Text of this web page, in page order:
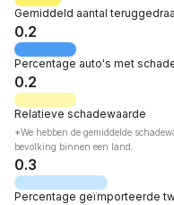
Gemiddeld aantal
0.2
Percentage auto's met
0.2
Relatieve schadewaarde
*We hebben de gemiddelde
bevolking binnen een land.
0.3
Percentage geïmporteerde